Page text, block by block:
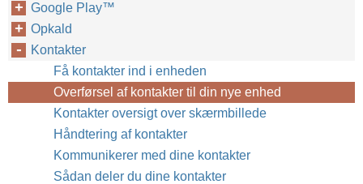
Google Play™‎
Opkald
Kontakter
Få kontakter ind i enheden
Overførsel af kontakter til din nye enhed
Kontakter oversigt over skærmbillede
Håndtering af kontakter
Kommunikerer med dine kontakter
Sådan deler du dine kontakter